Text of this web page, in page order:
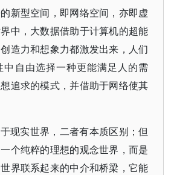
新型空间，即网络空间，亦即虚
中，大数据借助于计算机的超能
造力和想象力都激发出来，人们
自由选择一种更能满足人的需
追求的模式，并借助于网络使其
现实世界，二者有本质区别；但
个纯粹的理想的观念世界，而是
界联系起来的中介和桥梁，它能